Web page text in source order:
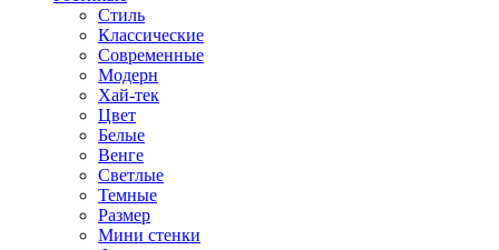
Стиль
Классические
Современные
Модерн
Хай-тек
Цвет
Белые
Венге
Светлые
Темные
Размер
Мини стенки